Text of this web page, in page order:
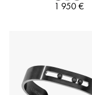
1 950 €